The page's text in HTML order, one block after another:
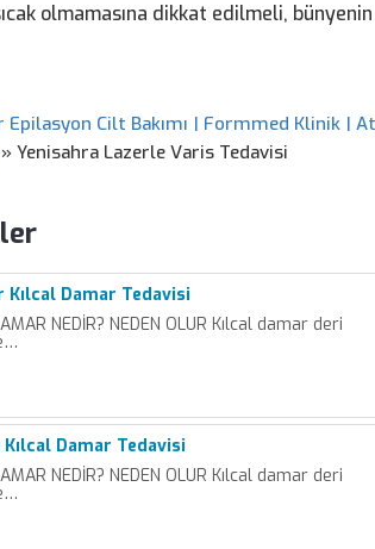
olmamasına dikkat edilmeli,
Cilt Bakımı | Formmed Klinik |
» Yenisahra Lazerle Varis Tedavisi
Kılcal Damar Tedavisi
NEDİR? NEDEN OLUR Kılcal damar deri
Damar Tedavisi
NEDİR? NEDEN OLUR Kılcal damar deri